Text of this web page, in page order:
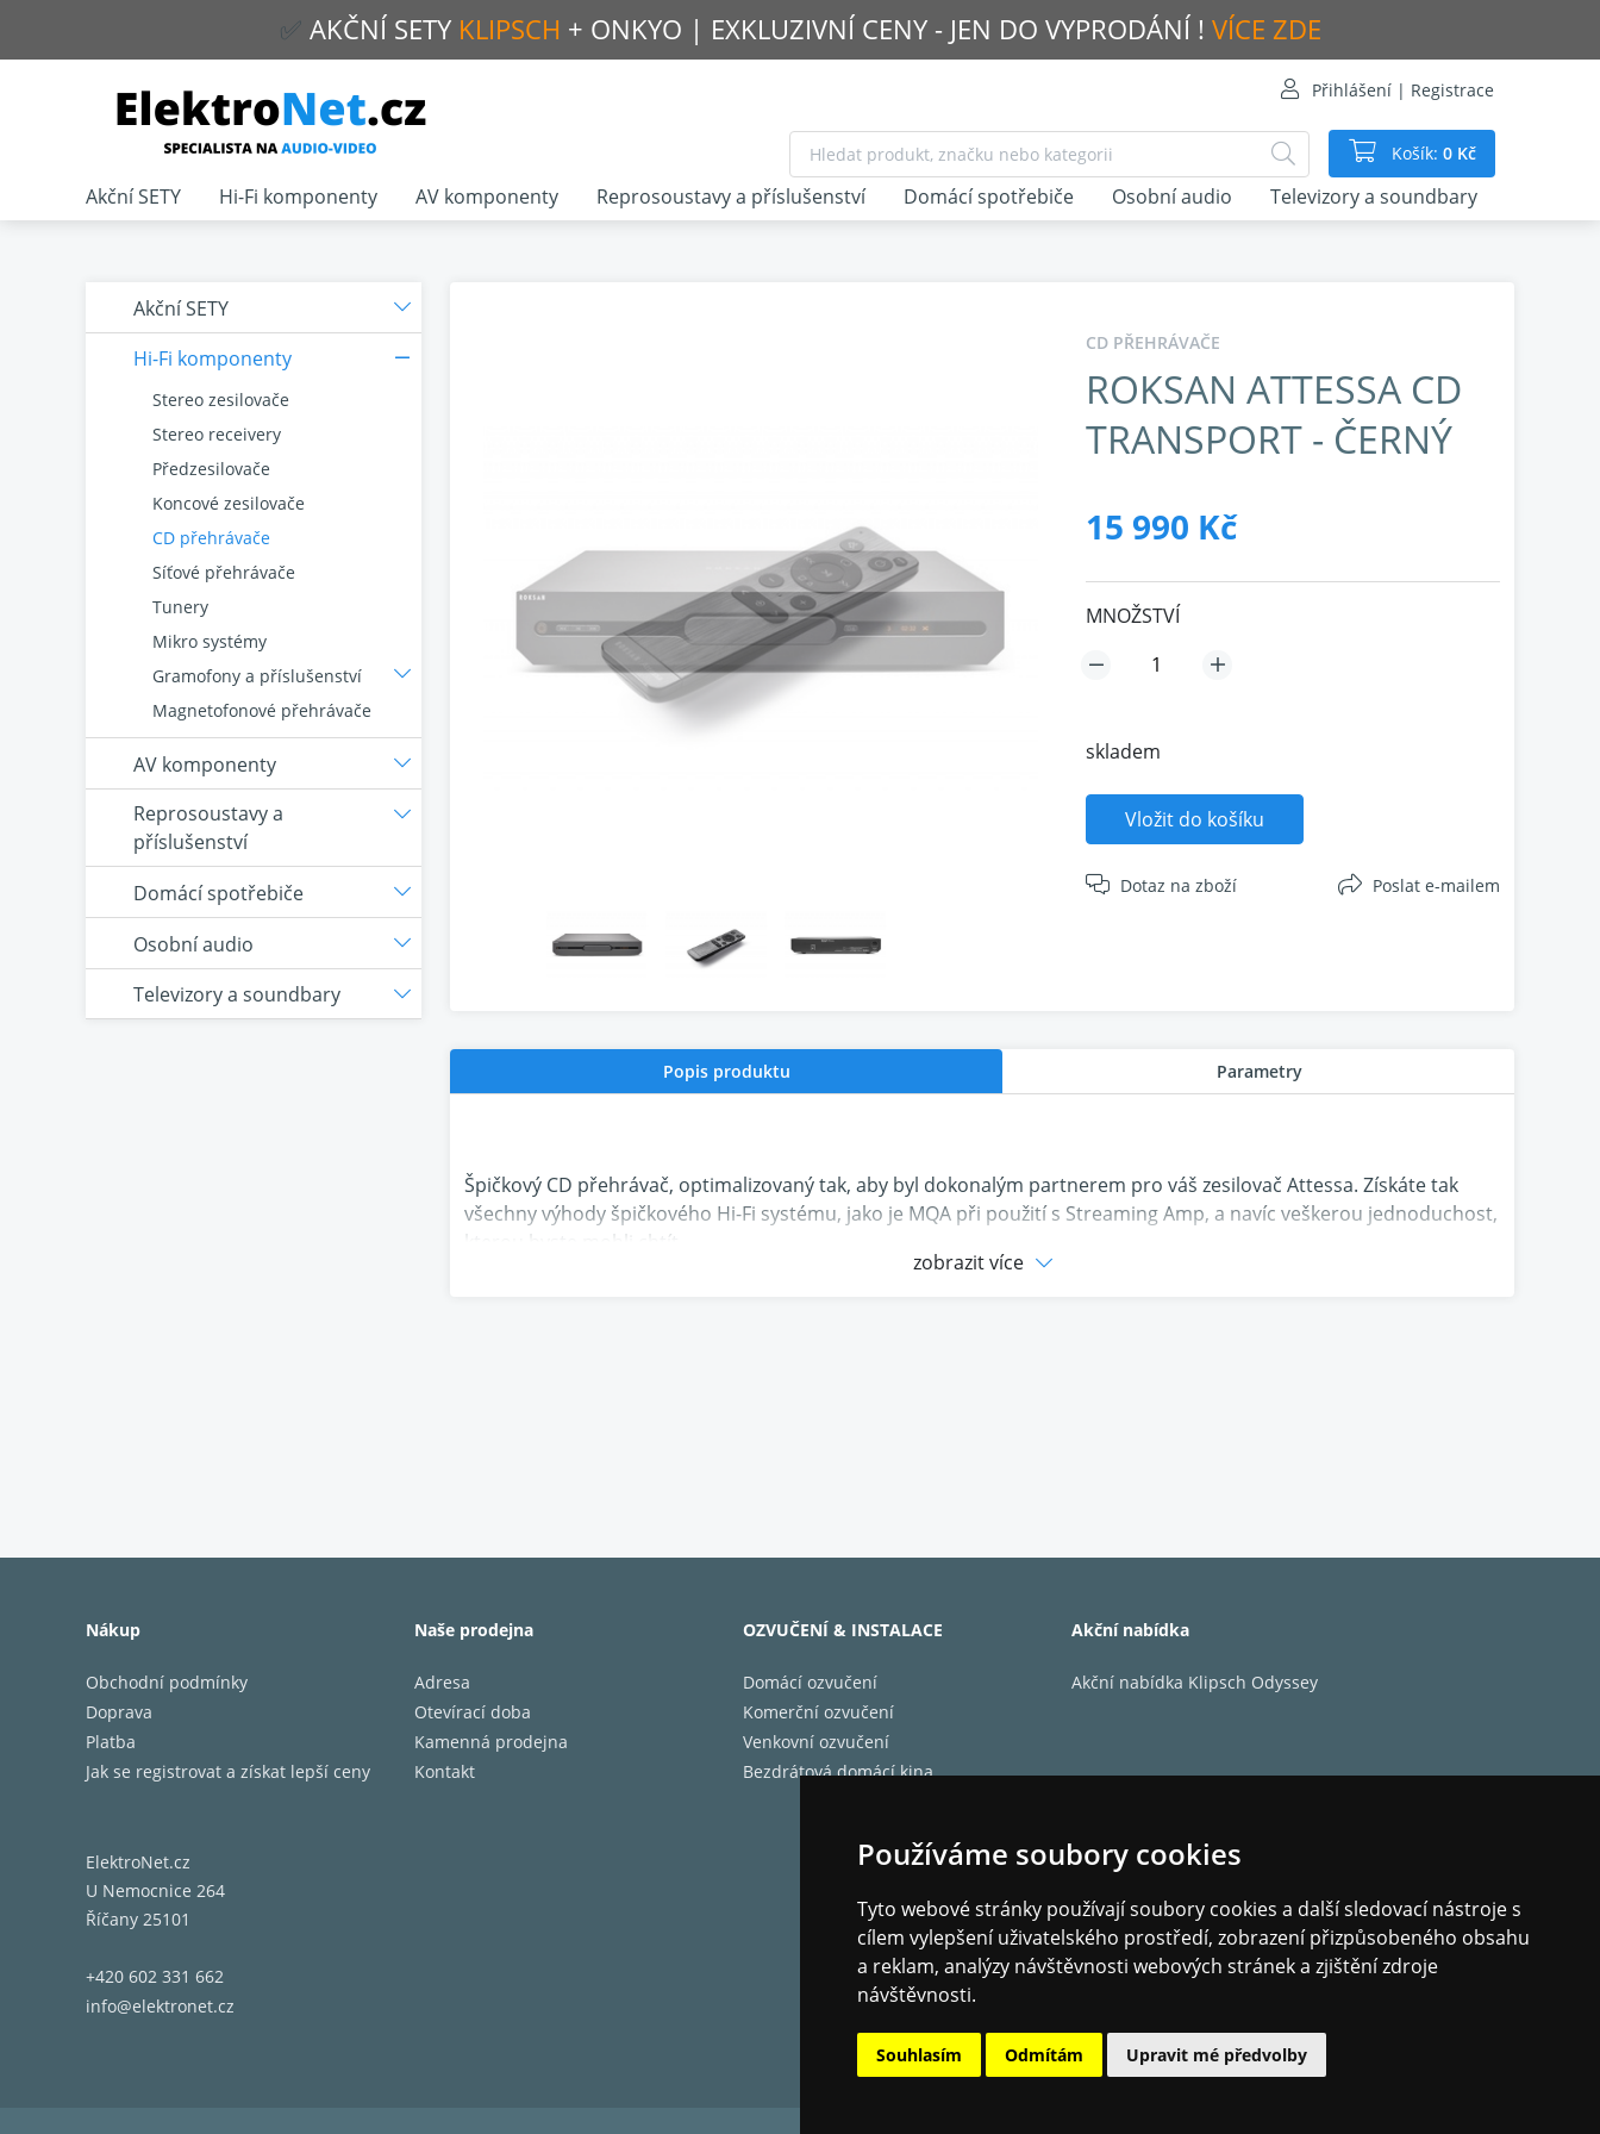
Používáme soubory cookies
Tyto webové stránky používají soubory cookies a další sledovací nástroje s
cílem vylepšení uživatelského prostředí, zobrazení přizpůsobeného obsahu
a reklam, analýzy návštěvnosti webových stránek a zjištění zdroje
návštěvnosti.
Souhlasím Odmítám Upravit mé předvolby
✅ AKČNÍ SETY KLIPSCH + ONKYO | EXKLUZIVNÍ CENY - JEN DO VYPRODÁNÍ ! VÍCE ZDE
Přihlášení | Registrace
Košík: 0 Kč
CD PŘEHRÁVAČE
ROKSAN ATTESSA CD
TRANSPORT - ČERNÝ
15 990 Kč
MNOŽSTVÍ
skladem
Vložit do košíku
Dotaz na zboží Poslat e-mailem
Popis produktu Parametry
Špičkový CD přehrávač, optimalizovaný tak, aby byl dokonalým partnerem pro váš zesilovač Attessa. Získáte tak
všechny výhody špičkového Hi-Fi systému, jako je MQA při použití s ​​Streaming Amp, a navíc veškerou jednoduchost,
kterou byste mohli chtít.
spojí do jediného systému, technologie a aplikace na míru vyvinuté pro Roksan.
Podpora přehrávání MQA v kombinaci s Attessa Streaming Amplifier
Digitální výstupy
1x Koaxiální SPDIF (16bit / 44,1 kHz)
Rozměry (š x v x h)
432 x 76 x 349 mm
Hmotnost:
Provedení
zobrazit více
Akční SETY
Hi-Fi komponenty
Stereo zesilovače
Stereo receivery
Předzesilovače
Koncové zesilovače
CD přehrávače
Síťové přehrávače
Tunery
Mikro systémy
Gramofony a příslušenství
Magnetofonové přehrávače
AV komponenty
Reprosoustavy a
příslušenství
Domácí spotřebiče
Osobní audio
Televizory a soundbary
Akční SETY Hi-Fi komponenty AV komponenty Reprosoustavy a příslušenství Domácí spotřebiče Osobní audio Televizory a soundbary
Nákup
Obchodní podmínky
Doprava
Platba
Jak se registrovat a získat lepší ceny
Naše prodejna
Adresa
Otevírací doba
Kamenná prodejna
Kontakt
OZVUČENÍ & INSTALACE
Domácí ozvučení
Komerční ozvučení
Venkovní ozvučení
Bezdrátová domácí kina
Akční nabídka
Akční nabídka Klipsch Odyssey
ElektroNet.cz
U Nemocnice 264
Říčany 25101
+420 602 331 662
info@elektronet.cz